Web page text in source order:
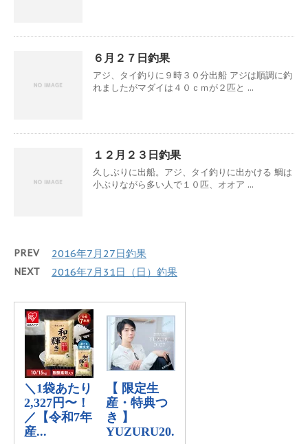
６月２７日釣果
アジ、タイ釣りに９時３０分出船 アジは順調に釣
れましたがマダイは４０ｃｍが２匹と ...
１２月２３日釣果
久しぶりに出船。アジ、タイ釣りに出かける 鯛は
小ぶりながら多い人で１０匹、オオア ...
PREV 2016年7月27日釣果
NEXT 2016年7月31日（日）釣果